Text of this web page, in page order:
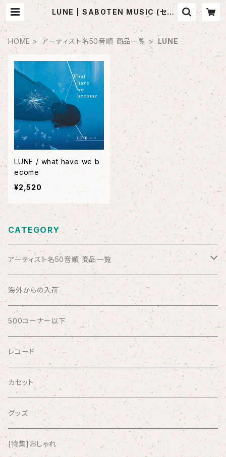
LUNE | SABOTEN MUSIC (セレ
クトCDショップ)
HOME アーティスト名50音順 商品一覧 LUNE
LUNE / what have we b
ecome
¥2,520
CATEGORY
アーティスト名50音順 商品一覧
ABSOLUTE LOSERS
AFRICA
AGU
AIRCRAFT
airlie
AKUTAGAWA FANCLUB
海外からの入荷
500コーナー以下
レコード
カセット
グッズ
[特集]おしゃれ